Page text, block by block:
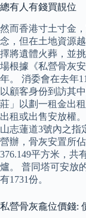
總有人有錢買靚位
然而香港寸土寸金
念，但在土地資源
擇將遺體火葬，並
場根據《私營骨灰
年。 消委會在去年
以顧客身份到訪其
莊」以劃一租金出
出租或出售安放權
山志蓮道3號內之指
營辦，骨灰安置所
376.149平方米，共
爐。 普同塔可安放
有1731份。
私營骨灰龕位價錢: